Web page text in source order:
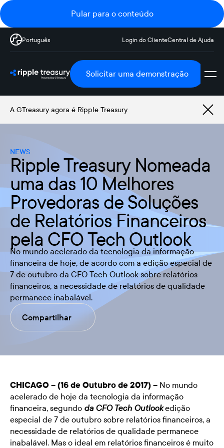
Pular para o conteúdo
Português Login do ClienteCentral de Ajuda
Solicitar uma demonstração
A GTreasury agora é Ripple Treasury
NEWS
Ripple Treasury Nomeada
uma das 10 Melhores
Provedoras de Soluções
de Relatórios Financeiros
pela CFO Tech Outlook
No mundo acelerado da tecnologia da informação
financeira de hoje, de acordo com a edição especial de
7 de outubro da CFO Tech Outlook sobre relatórios
financeiros, a necessidade de relatórios de qualidade
permanece inabalável.
Compartilhar
CHICAGO – (16 de Outubro de 2017) – No mundo
acelerado de hoje da tecnologia da informação
financeira, segundo da CFO Tech Outlookedição
especial de 7 de outubro sobre relatórios financeiros, a
necessidade de relatórios de qualidade permanece
inabalável. Mas o ideal em relatórios financeiros é muito